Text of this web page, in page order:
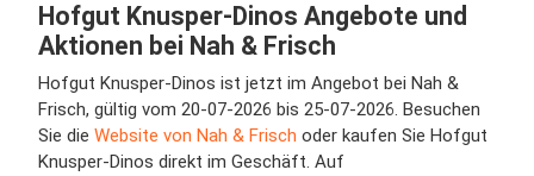
Hofgut Knusper-Dinos Angebote und
Aktionen bei Nah & Frisch
Hofgut Knusper-Dinos ist jetzt im Angebot bei Nah &
Frisch, gültig vom 20-07-2026 bis 25-07-2026. Besuchen
Sie die Website von Nah & Frisch oder kaufen Sie Hofgut
Knusper-Dinos direkt im Geschäft. Auf